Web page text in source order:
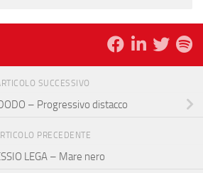
SUCCESSIVO
– Progressivo distacco
PRECEDENTE
LEGA – Mare nero